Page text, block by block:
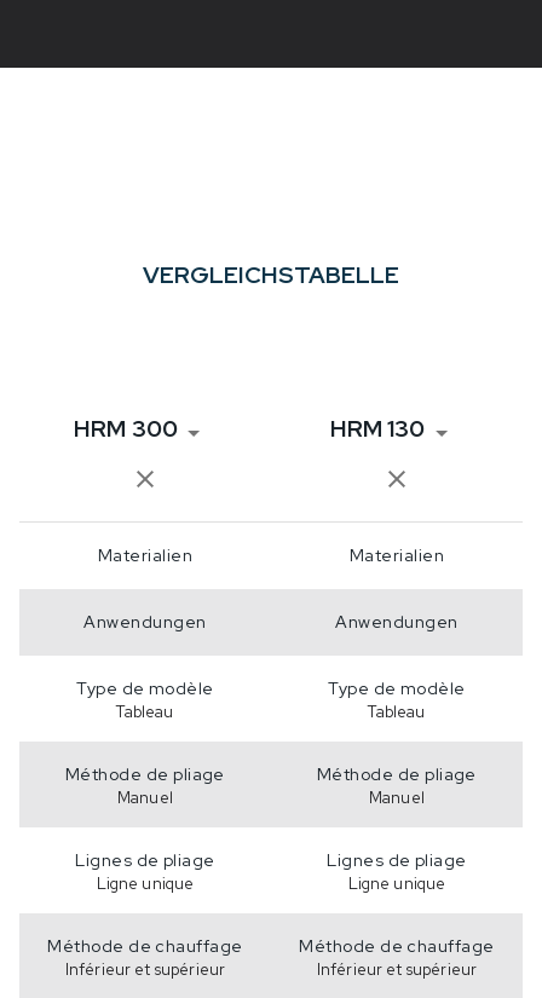
VERGLEICHSTABELLE
HRM 300 HRM 130
Materialien Materialien
Anwendungen Anwendungen
Type de modèle
Tableau
Type de modèle
Tableau
Méthode de pliage
Manuel
Méthode de pliage
Manuel
Lignes de pliage
Ligne unique
Lignes de pliage
Ligne unique
Méthode de chauffage
Inférieur et supérieur
Méthode de chauffage
Inférieur et supérieur